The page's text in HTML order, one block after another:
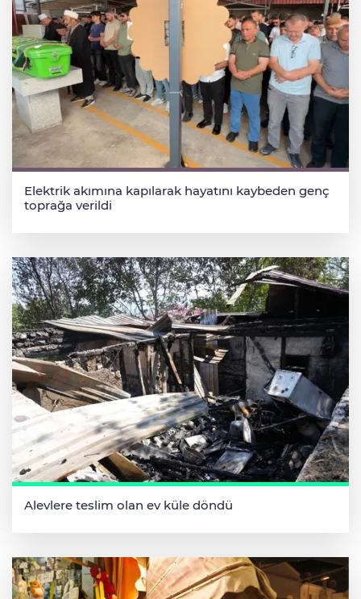
Elektrik akımına kapılarak hayatını kaybeden genç
toprağa verildi
Alevlere teslim olan ev küle döndü